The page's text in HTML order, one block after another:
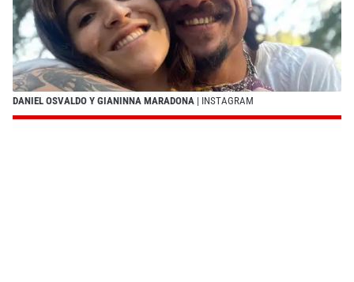
DANIEL OSVALDO Y GIANINNA MARADONA | INSTAGRAM